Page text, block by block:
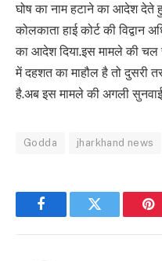
घोष का नाम हटाने का आदेश देते
कोलकाता हाई कोर्ट की विद्वान
का आदेश दिया.इस मामले की
में दहशत का माहौल है तो दुसरी
है.अब इस मामले की अगली सुनवाई
Godda jharkhand news
FacebookTwitter